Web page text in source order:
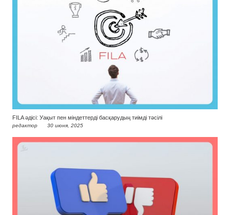
FILA әдісі: Уақыт пен міндеттерді басқарудың тиімді тәсілі
редактор 30 июня, 2025